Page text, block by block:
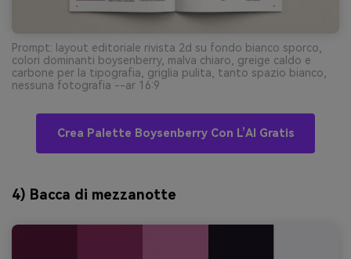
Prompt: layout editoriale rivista 2d su fondo bianco sporco,
colori dominanti boysenberry, malva chiaro, greige caldo e
carbone per la tipografia, griglia pulita, tanto spazio bianco,
nessuna fotografia --ar 16:9
Crea Palette Boysenberry Con L’AI Gratis
4) Bacca di mezzanotte